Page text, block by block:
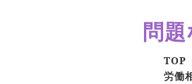
問
TOP
労働